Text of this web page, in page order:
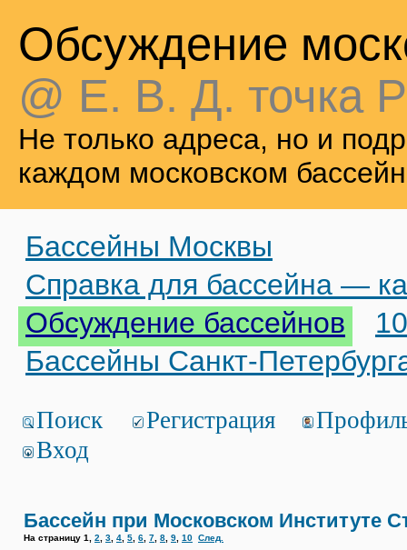
Обсуждение
@ Е. В. Д. точка
Не только адреса, но и
каждом московском
Бассейны Москвы
Справка для бассейна —
Обсуждение бассейнов
Бассейны Санкт-
Поиск Регистрация
Вход
Бассейн при Московском Институте
На страницу 1 2 3 4 5 6 7 8 9 10 След.